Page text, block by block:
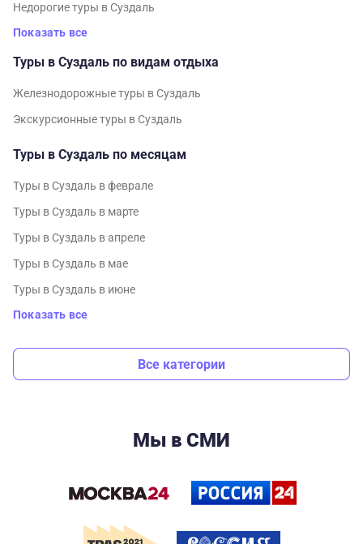
Недорогие туры в Суздаль
Показать все
Туры в Суздаль по видам отдыха
Железнодорожные туры в Суздаль
Экскурсионные туры в Суздаль
Туры в Суздаль по месяцам
Туры в Суздаль в феврале
Туры в Суздаль в марте
Туры в Суздаль в апреле
Туры в Суздаль в мае
Туры в Суздаль в июне
Показать все
Все категории
Мы в СМИ